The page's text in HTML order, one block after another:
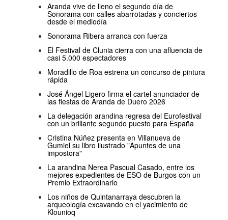
Aranda vive de lleno el segundo día de
Sonorama con calles abarrotadas y conciertos
desde el mediodía
Sonorama Ribera arranca con fuerza
El Festival de Clunia cierra con una afluencia de
casi 5.000 espectadores
Moradillo de Roa estrena un concurso de pintura
rápida
José Ángel Ligero firma el cartel anunciador de
las fiestas de Aranda de Duero 2026
La delegación arandina regresa del Eurofestival
con un brillante segundo puesto para España
Cristina Núñez presenta en Villanueva de
Gumiel su libro ilustrado "Apuntes de una
impostora"
La arandina Nerea Pascual Casado, entre los
mejores expedientes de ESO de Burgos con un
Premio Extraordinario
Los niños de Quintanarraya descubren la
arqueología excavando en el yacimiento de
Klounioq